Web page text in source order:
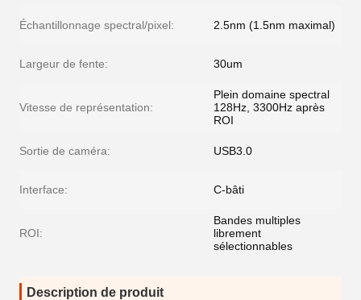
Échantillonnage spectral/pixel: 2.5nm (1.5nm maximal)
Largeur de fente: 30um
Vitesse de représentation:
Plein domaine spectral
128Hz, 3300Hz après
ROI
Sortie de caméra: USB3.0
Interface: C-bâti
ROI:
Bandes multiples
librement
sélectionnables
Description de produit